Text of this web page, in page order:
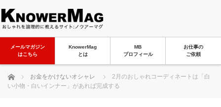
メールマガジン
はこちら
KnowerMag
とは
MB
プロフィール
お仕事の
ご依頼
ホーム お金をかけないオシャレ
2月のおしゃれコーディネートは「白
い小物・白いインナー」があれば完成する